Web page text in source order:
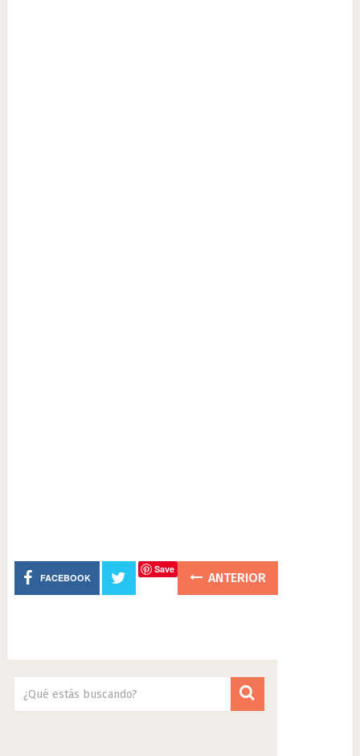
FACEBOOK
Save
ANTERIOR